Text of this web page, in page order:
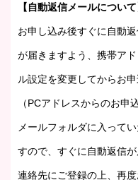
【自動返信メールについて
お申し込み後すぐに自動
が届きますよう、携帯ア
ル設定を変更してからお申
（PCアドレスからのお
メールフォルダに入って
すので、すぐに自動返信
連絡先にご登録の上、再度